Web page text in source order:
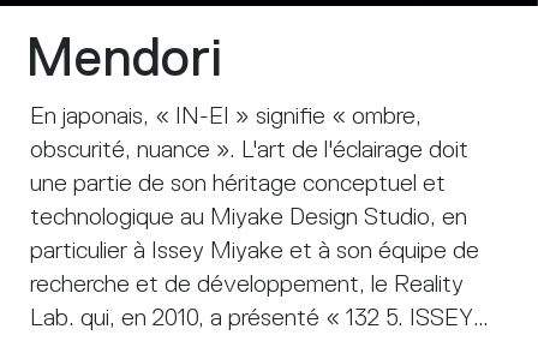
Mendori
En japonais, « IN-EI » signifie « ombre,
obscurité, nuance ». L'art de l'éclairage doit
une partie de son héritage conceptuel et
technologique au Miyake Design Studio, en
particulier à Issey Miyake et à son équipe de
recherche et de développement, le Reality
Lab. qui, en 2010, a présenté « 132 5. ISSEY